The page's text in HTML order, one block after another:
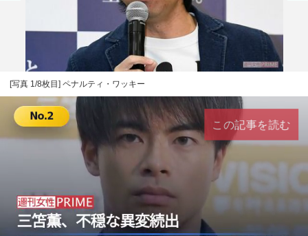
[写真 1/8枚目] ペナルティ・ワッキー
この記事を読む